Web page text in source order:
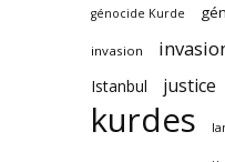
génocide Kurde
invasion
Istanbul justice
kurdes